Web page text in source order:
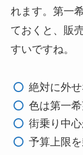
れます。第一
ておくと、販
すいですね。
絶対に外
色は第一
街乗り中
予算上限